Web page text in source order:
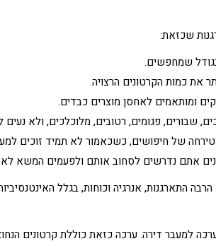
שכזאת:
שמחפשים.
את כמות הקרטונים הרצויה.
ומותאמים לאחסן מוצרים כבדים.
שבורים, פגומים, רטובים, מלוכלכים, ולא
של חיפושים, כשכאמור לא תמיד זוכים
אתם נדרשים לסחוב אותם ולפעמים המשא
התארגנות, אנרגיה וכוחות, בגלל
למעבר דירה. ערכה כזאת כוללת קרטונים